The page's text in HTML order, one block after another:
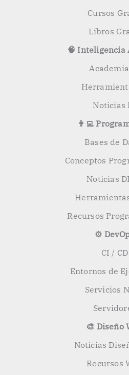
Cursos
Libros
🧠
Noticias
👨‍💻
Bases de
Conceptos
Noticias
Recursos
⚙️
CI / CD
Entornos de
Servicios
🎨 Diseño
Noticias
Recursos